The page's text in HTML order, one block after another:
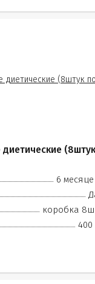
(8штук
6
коробка
400